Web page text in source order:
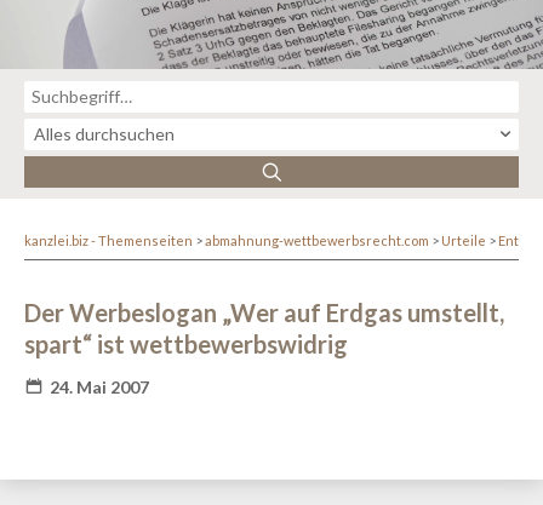
kanzlei.biz - Themenseiten abmahnung-wettbewerbsrecht.com Urteile
Der Werbeslogan „Wer auf Erdgas umstellt,
spart“ ist wettbewerbswidrig
24. Mai 2007